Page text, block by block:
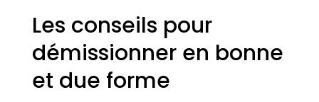
Les conseils pour
démissionner en bonne
et due forme